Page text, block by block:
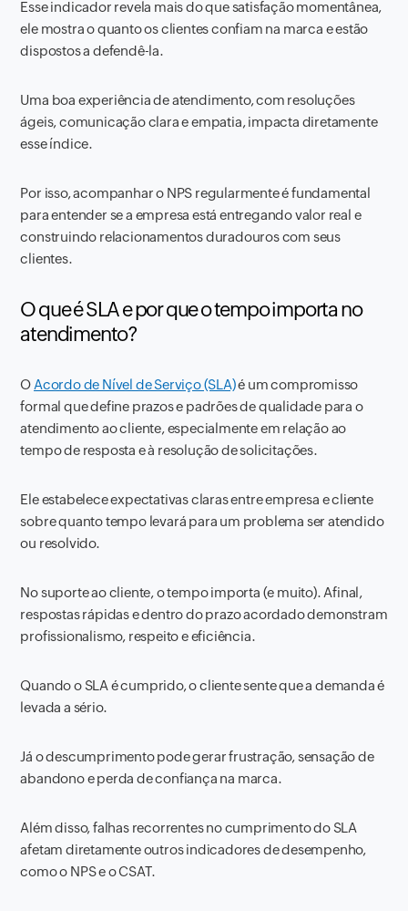
Esse indicador revela mais do que satisfação momentânea,
ele mostra o quanto os clientes confiam na marca e estão
dispostos a defendê-la.
Uma boa experiência de atendimento, com resoluções
ágeis, comunicação clara e empatia, impacta diretamente
esse índice.
Por isso, acompanhar o NPS regularmente é fundamental
para entender se a empresa está entregando valor real e
construindo relacionamentos duradouros com seus
clientes.
O que é SLA e por que o tempo importa no
atendimento?
O Acordo de Nível de Serviço (SLA)é um compromisso
formal que define prazos e padrões de qualidade para o
atendimento ao cliente, especialmente em relação ao
tempo de resposta e à resolução de solicitações.
Ele estabelece expectativas claras entre empresa e cliente
sobre quanto tempo levará para um problema ser atendido
ou resolvido.
No suporte ao cliente, o tempo importa (e muito). Afinal,
respostas rápidas e dentro do prazo acordado demonstram
profissionalismo, respeito e eficiência.
Quando o SLA é cumprido, o cliente sente que a demanda é
levada a sério.
Já o descumprimento pode gerar frustração, sensação de
abandono e perda de confiança na marca.
Além disso, falhas recorrentes no cumprimento do SLA
afetam diretamente outros indicadores de desempenho,
como o NPS e o CSAT.